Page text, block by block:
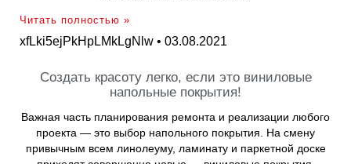
Читать полностью »
xfLki5ejPkHpLMkLgNlw 03.08.2021
Создать красоту легко, если это виниловые
напольные покрытия!
Важная часть планирования ремонта и реализации любого
проекта — это выбор напольного покрытия. На смену
привычным всем линолеуму, ламинату и паркетной доске